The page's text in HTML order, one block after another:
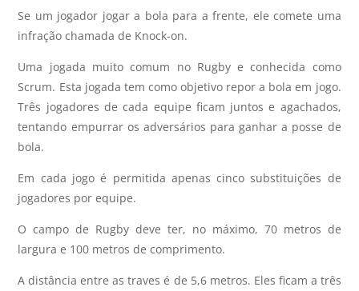
Se um jogador jogar a bola para a frente, ele comete uma
infração chamada de Knock-on.
Uma jogada muito comum no Rugby e conhecida como
Scrum. Esta jogada tem como objetivo repor a bola em jogo.
Três jogadores de cada equipe ficam juntos e agachados,
tentando empurrar os adversários para ganhar a posse de
bola.
Em cada jogo é permitida apenas cinco substituições de
jogadores por equipe.
O campo de Rugby deve ter, no máximo, 70 metros de
largura e 100 metros de comprimento.
A distância entre as traves é de 5,6 metros. Eles ficam a três